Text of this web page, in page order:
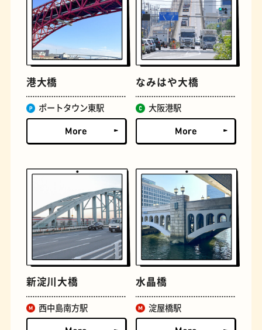
古着 お好み焼き
握り寿司 花屋
港大橋
ポートタウン東駅
なみはや大橋
大阪港駅
新淀川大橋
西中島南方駅
水晶橋
淀屋橋駅